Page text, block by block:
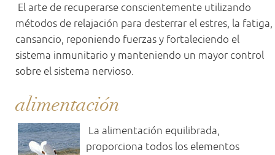
El arte de recuperarse conscientemente utilizando
métodos de relajación para desterrar el estres, la fatiga,
cansancio, reponiendo fuerzas y fortaleciendo el
sistema inmunitario y manteniendo un mayor control
sobre el sistema nervioso.
alimentación
La alimentación equilibrada,
proporciona todos los elementos